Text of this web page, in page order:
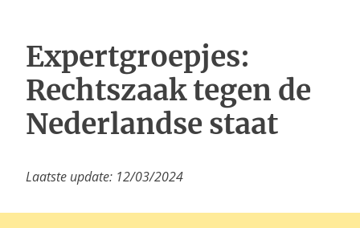
Expertgroepjes:
Rechtszaak tegen de
Nederlandse staat
Laatste update: 12/03/2024